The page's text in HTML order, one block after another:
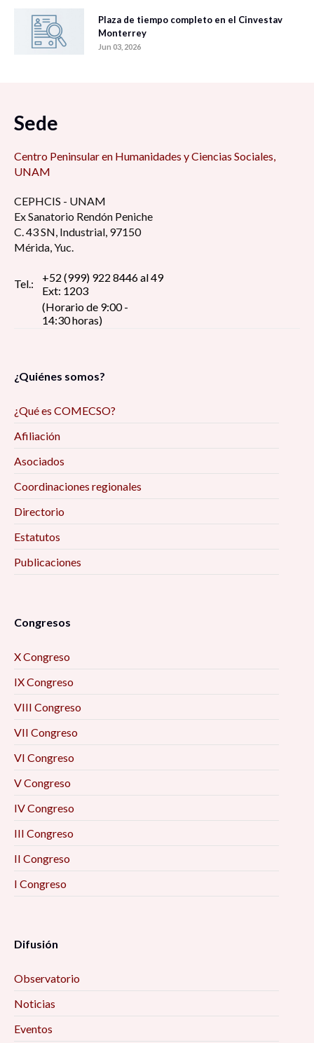
Plaza de tiempo completo en el Cinvestav
Monterrey
Jun 03, 2026
Sede
Centro Peninsular en Humanidades y Ciencias Sociales,
UNAM
CEPHCIS - UNAM
Ex Sanatorio Rendón Peniche
C. 43 SN, Industrial, 97150
Mérida, Yuc.
Tel.:
+52 (999) 922 8446 al 49
Ext: 1203
(Horario de 9:00 -
14:30 horas)
¿Quiénes somos?
¿Qué es COMECSO?
Afiliación
Asociados
Coordinaciones regionales
Directorio
Estatutos
Publicaciones
Congresos
X Congreso
IX Congreso
VIII Congreso
VII Congreso
VI Congreso
V Congreso
IV Congreso
III Congreso
II Congreso
I Congreso
Difusión
Observatorio
Noticias
Eventos